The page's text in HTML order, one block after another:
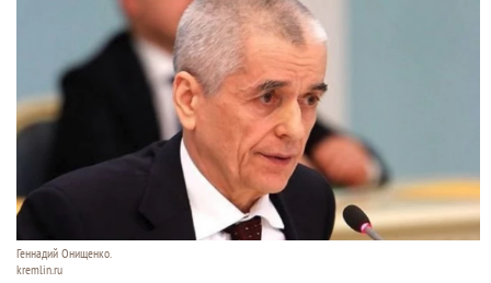
Геннадий Онищенко.
kremlin.ru